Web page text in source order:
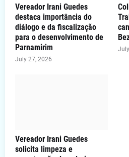
Vereador Irani Guedes
destaca importância do
diálogo e da fiscalização
para o desenvolvimento de
Parnamirim
July 27, 2026
Vereador Irani Guedes
solicita limpeza e